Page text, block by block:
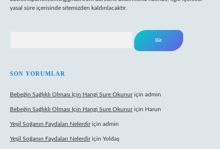
yasal süre içerisinde sitemizden kaldırılacaktır.
SON YORUMLAR
Bebeğin Sağlıklı Olması Için Hangi Sure Okunuriçin admin
Bebeğin Sağlıklı Olması Için Hangi Sure Okunuriçin Harun
Yeşil Soğanın Faydaları Nelerdiriçin admin
Yeşil Soğanın Faydaları Nelerdiriçin Yoldaş